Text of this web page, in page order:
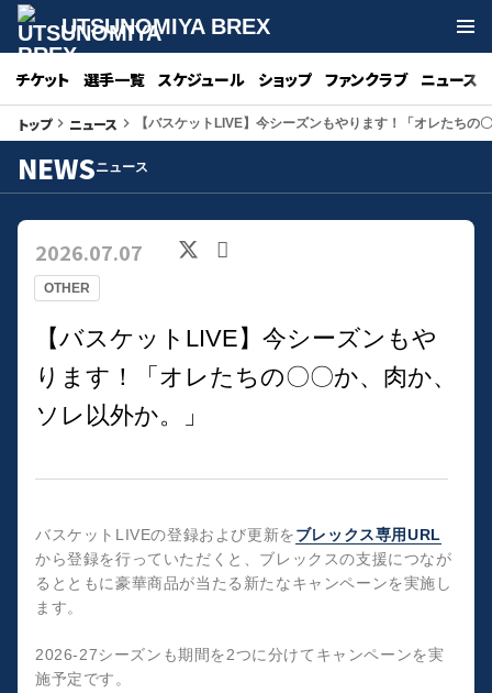
UTSUNOMIYA BREX
チケット 選手一覧 スケジュール ショップ ファンクラブ ニュース
トップkeyboard_arrow_right ニュース keyboard_arrow_right 【バスケットLIVE】今シーズンもやります！「オレたちの
NEWSニュース
OTHER
2026.07.07
【バスケットLIVE】今シーズンもや
ります！「オレたちの〇〇か、肉か、
ソレ以外か。」
バスケットLIVEの登録および更新をブレックス専用URL
から登録を行っていただくと、ブレックスの支援につなが
るとともに豪華商品が当たる新たなキャンペーンを実施し
ます。
2026-27シーズンも期間を2つに分けてキャンペーンを実
施予定です。